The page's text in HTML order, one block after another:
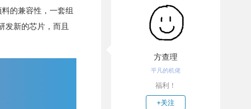
的兼容性，一套组
发新的芯片，而且
方查理
平凡的机佬
福利！
+关注